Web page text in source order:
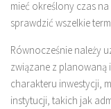
mieć określony czas
sprawdzić wszelkie
Równocześnie należy
związane z planowaną
charakteru inwestycji,
instytucji, takich jak